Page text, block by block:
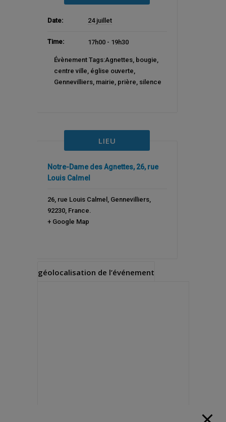
Date: 24 juillet
Time: 17h00 - 19h30
Évènement Tags:Agnettes, bougie
centre ville église ouverte
Gennevilliers, mairie prière silence
LIEU
Notre-Dame des Agnettes, 26, rue
Louis Calmel
26, rue Louis Calmel Gennevilliers,
92230, France
+ Google Map
géolocalisation de l’événement